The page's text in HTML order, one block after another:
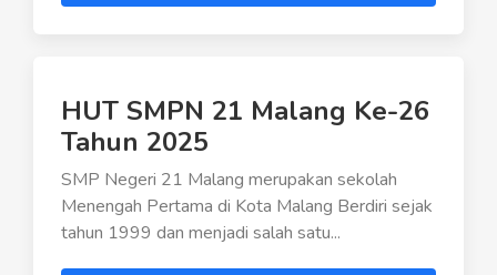
HUT SMPN 21 Malang Ke-26
Tahun 2025
SMP Negeri 21 Malang merupakan sekolah
Menengah Pertama di Kota Malang Berdiri sejak
tahun 1999 dan menjadi salah satu...